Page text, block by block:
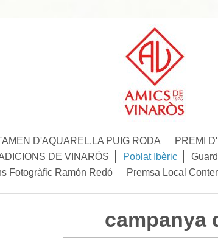
D'AQUAREL.LA PUIG RODA
PREMI
DE VINARÒS Poblat Ibèric
Fotogràfic Ramón Redó Premsa Local
campanya